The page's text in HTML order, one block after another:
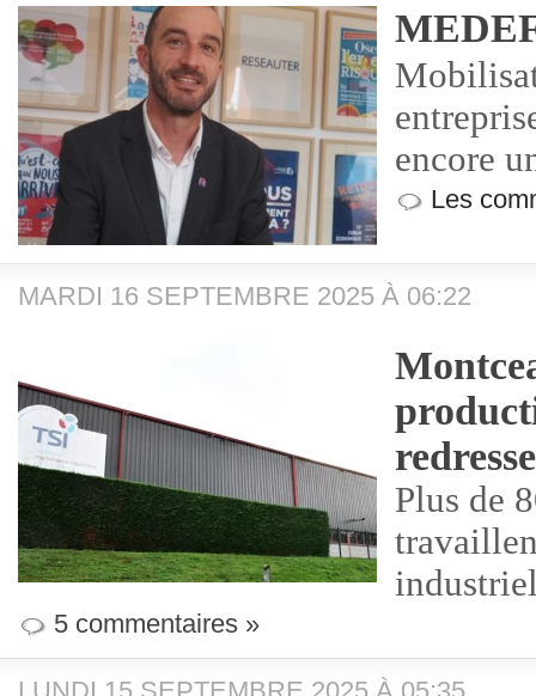
encore
Les
MARDI 16 SEPTEMBRE 2025 À 06:22
Plus de
5 commentaires »